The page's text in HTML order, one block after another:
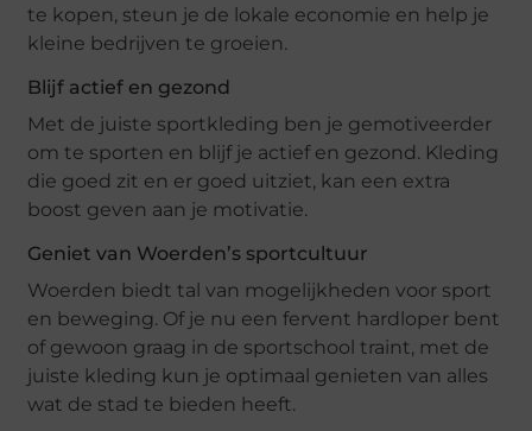
te kopen, steun je de lokale economie en help je
kleine bedrijven te groeien.
Blijf actief en gezond
Met de juiste sportkleding ben je gemotiveerder
om te sporten en blijf je actief en gezond. Kleding
die goed zit en er goed uitziet, kan een extra
boost geven aan je motivatie.
Geniet van Woerden’s sportcultuur
Woerden biedt tal van mogelijkheden voor sport
en beweging. Of je nu een fervent hardloper bent
of gewoon graag in de sportschool traint, met de
juiste kleding kun je optimaal genieten van alles
wat de stad te bieden heeft.